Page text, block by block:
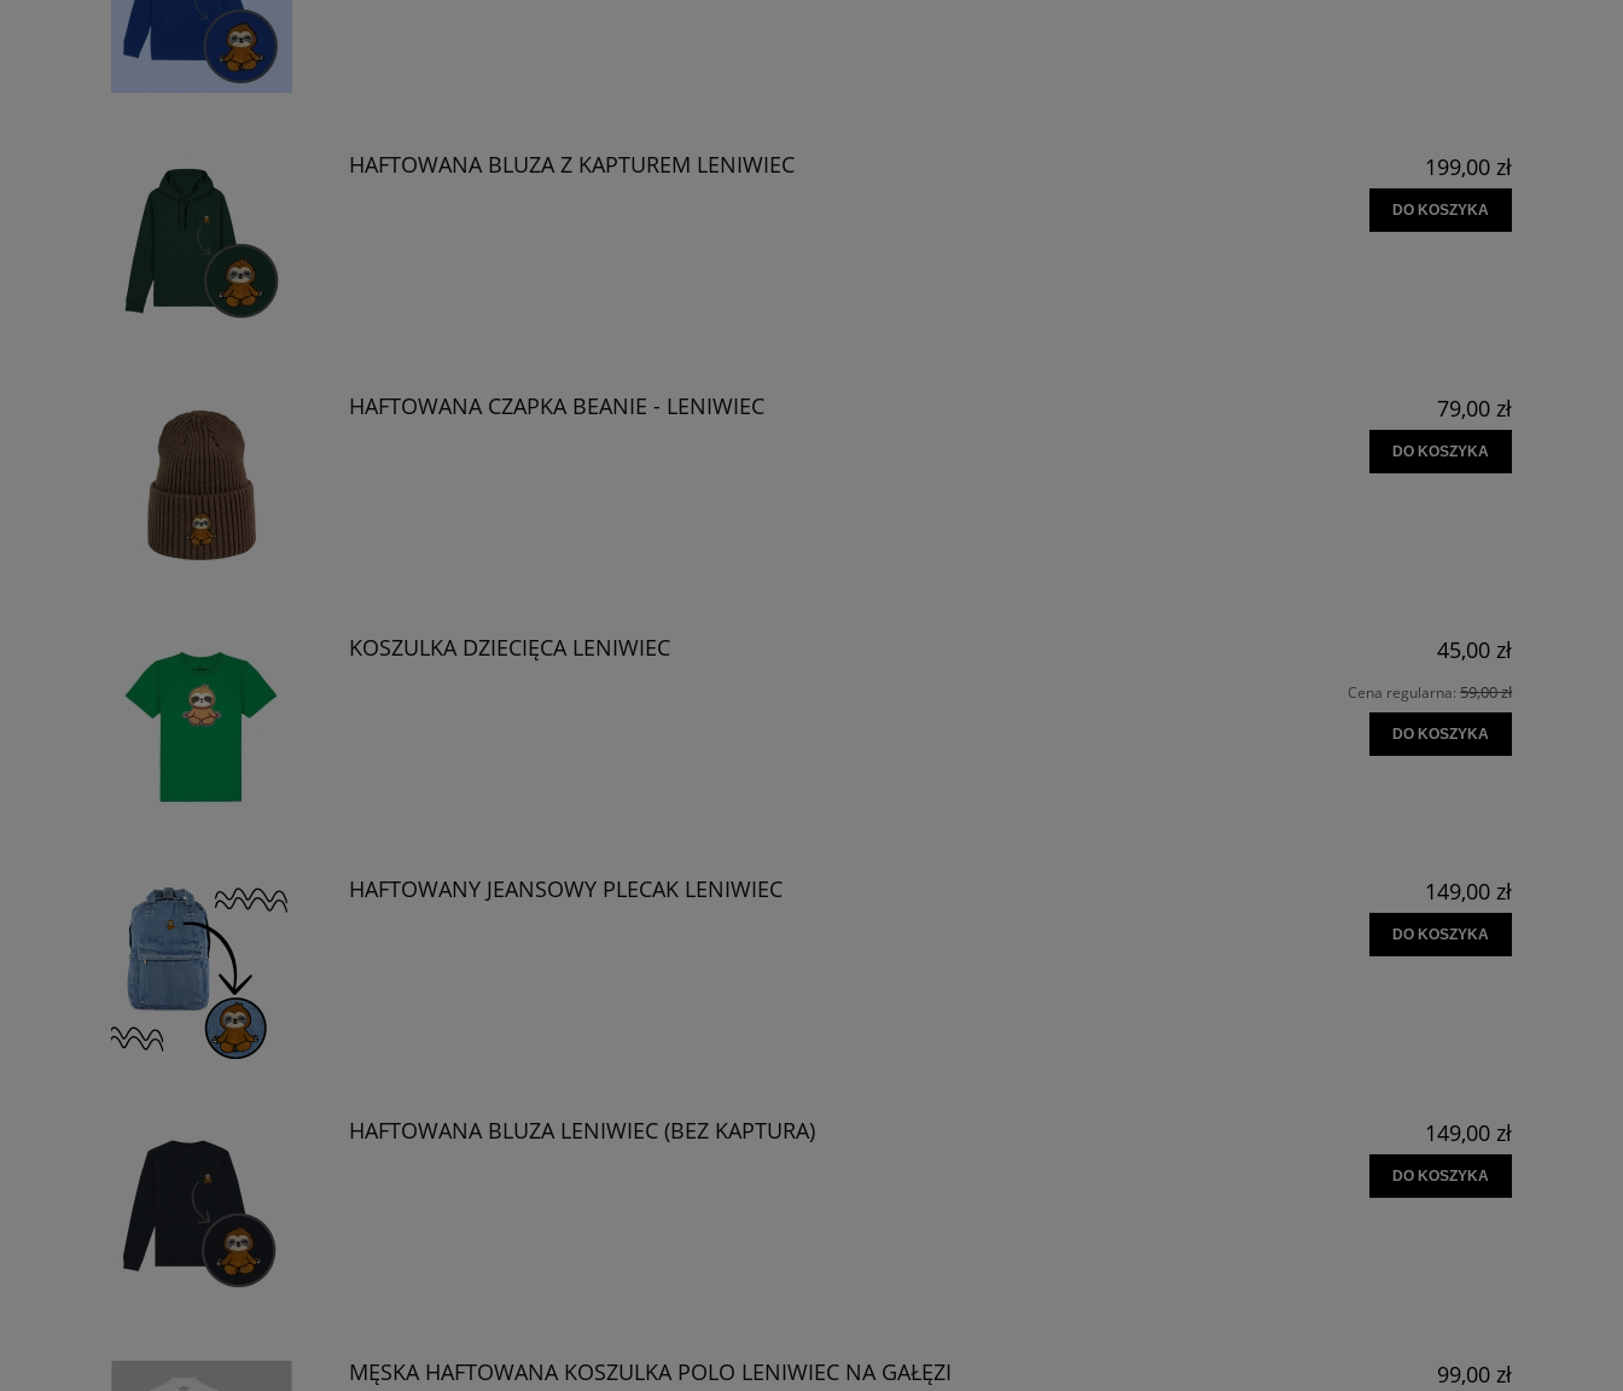
HAFTOWANA BLUZA Z KAPTUREM LENIWIEC 199,00 zł
DO KOSZYKA
HAFTOWANA CZAPKA BEANIE - LENIWIEC 79,00 zł
DO KOSZYKA
KOSZULKA DZIECIĘCA LENIWIEC 45,00 zł
Cena regularna: 59,00 zł
DO KOSZYKA
HAFTOWANY JEANSOWY PLECAK LENIWIEC 149,00 zł
DO KOSZYKA
HAFTOWANA BLUZA LENIWIEC (BEZ KAPTURA) 149,00 zł
DO KOSZYKA
MĘSKA HAFTOWANA KOSZULKA POLO LENIWIEC NA GAŁĘZI 99,00 zł